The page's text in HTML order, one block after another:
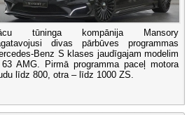
tūninga kompānija Mansory
divas pārbūves programmas
Benz S klases jaudīgajam modelim
AMG. Pirmā programma paceļ motora
līdz 800, otra – līdz 1000 ZS.